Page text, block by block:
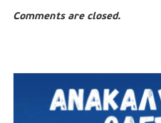
Comments are closed.